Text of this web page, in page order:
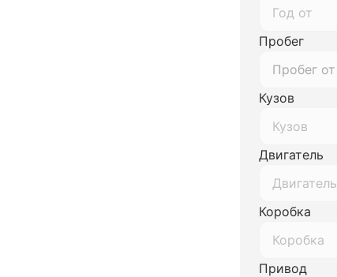
Год от
Пробег
Кузов
Кузов
Двигатель
Двигатель
Коробка
Коробка
Привод